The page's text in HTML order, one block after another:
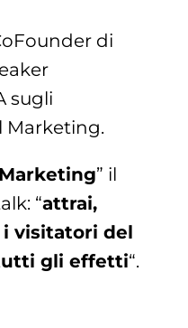
di
sugli
Marketing.
” il
“attrai,
visitatori del
gli effetti“.